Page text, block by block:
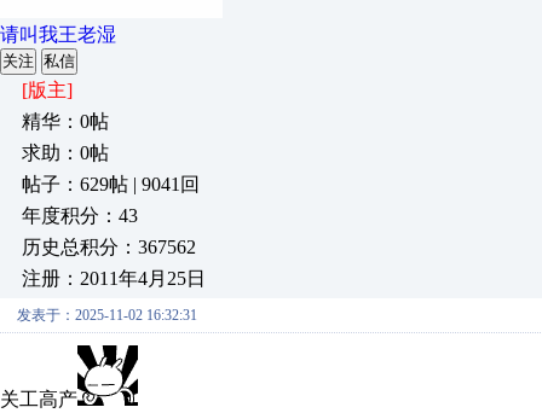
请叫我王老湿
关注 私信
[版主]
精华：0帖
求助：0帖
帖子：629帖 | 9041回
年度积分：43
历史总积分：367562
注册：2011年4月25日
发表于：2025-11-02 16:32:31
关工高产